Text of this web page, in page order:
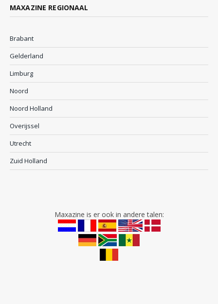
MAXAZINE REGIONAAL
Brabant
Gelderland
Limburg
Noord
Noord Holland
Overijssel
Utrecht
Zuid Holland
Maxazine is er ook in andere talen: